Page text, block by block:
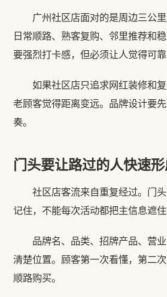
广州社区店面对的是周边三公里
日常顺路、熟客复购、邻里推荐和
要强烈打卡感，但必须让人觉得可靠
如果社区店只追求网红装修和复
老顾客觉得距离变远。品牌设计要
奏。
门头要让路过的人快速
社区店客流来自重复经过。门头
记住，不能每次活动都把主信息遮住
品牌名、品类、招牌产品、营业
清楚位置。顾客第一次看懂，第二
顺路购买。